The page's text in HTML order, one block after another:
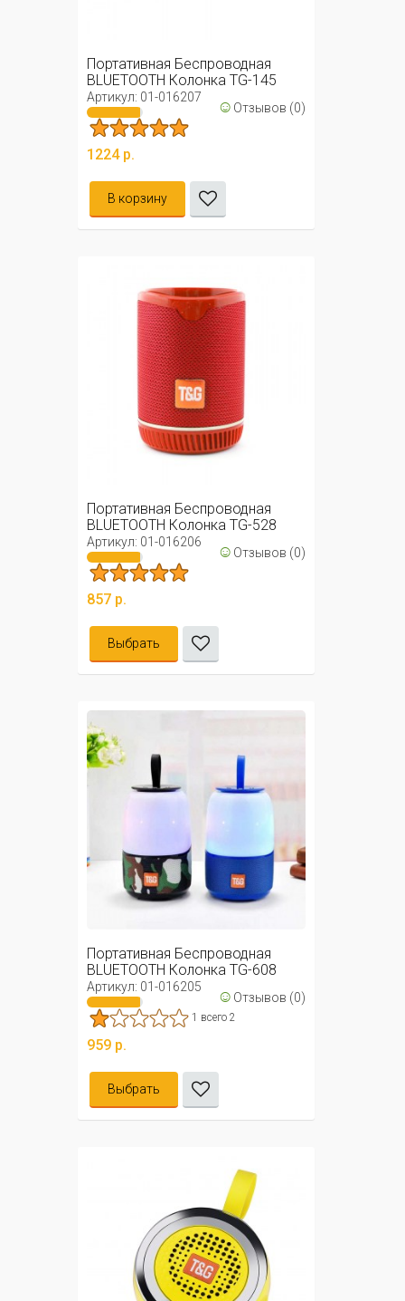
Портативная Беспроводная
BLUETOOTH Колонка TG-145
Артикул: 01-016207 ☺ Отзывов (0)
1224 р.
В корзину
Портативная Беспроводная
BLUETOOTH Колонка TG-528
Артикул: 01-016206 ☺ Отзывов (0)
857 р.
Выбрать
Портативная Беспроводная
BLUETOOTH Колонка TG-608
Артикул: 01-016205 ☺ Отзывов (0)
1 всего 2
959 р.
Выбрать